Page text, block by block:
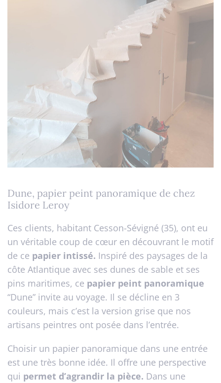
Dune, papier peint panoramique de chez
Isidore Leroy
Ces clients, habitant Cesson-Sévigné (35), ont eu
un véritable coup de cœur en découvrant le motif
de ce papier intissé. Inspiré des paysages de la
côte Atlantique avec ses dunes de sable et ses
pins maritimes, ce papier peint panoramique
“Dune” invite au voyage. Il se décline en 3
couleurs, mais c’est la version grise que nos
artisans peintres ont posée dans l’entrée.
Choisir un papier panoramique dans une entrée
est une très bonne idée. Il offre une perspective
qui permet d’agrandir la pièce. Dans une